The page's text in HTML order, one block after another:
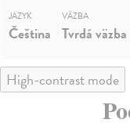
JAZYK
Čeština
VÄZBA
Tvrdá
High-contrast mode